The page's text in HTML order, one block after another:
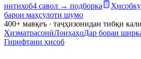
интихоб4 савол → подборка
барои маҳсулоти шумо
400+ мавқеъ · таҷҳизонидан тибқи
ХизматрасонӣЛоиҳаҳоДар бораи
Гирифтани ҳисоб